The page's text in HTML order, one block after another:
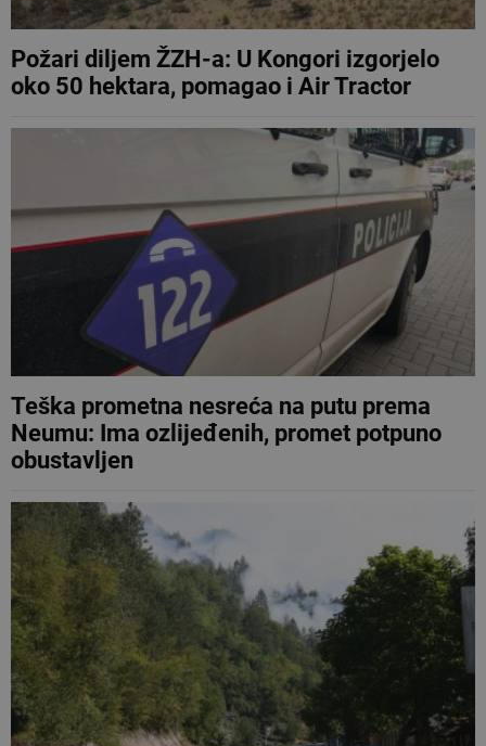
Požari diljem ŽZH-a: U Kongori izgorjelo
oko 50 hektara, pomagao i Air Tractor
Teška prometna nesreća na putu prema
Neumu: Ima ozlijeđenih, promet potpuno
obustavljen